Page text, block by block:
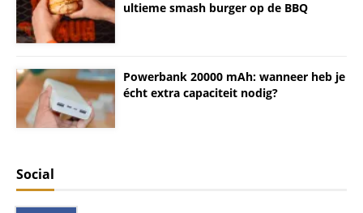
ultieme smash burger op de BBQ
Powerbank 20000 mAh: wanneer heb je
écht extra capaciteit nodig?
Social